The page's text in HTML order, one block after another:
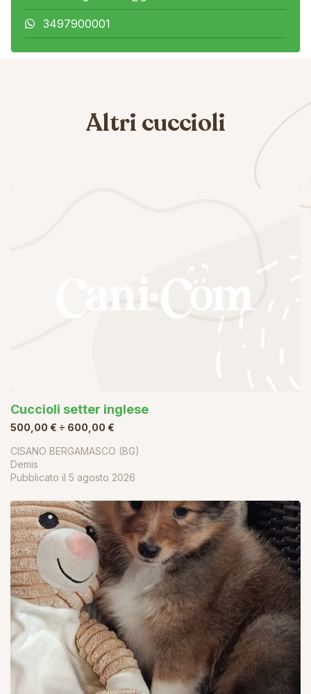
3497900001
Altri cuccioli
Cuccioli setter inglese
500,00 € ÷ 600,00 €
CISANO BERGAMASCO (BG)
Demis
Pubblicato il 5 agosto 2026